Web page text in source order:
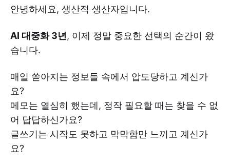
안녕하세요, 생산적 생산자입니다.
AI 대중화 3년, 이제 정말 중요한 선택의 순간이 왔
습니다.
매일 쏟아지는 정보들 속에서 압도당하고 계신가
요?
메모는 열심히 했는데, 정작 필요할 때는 찾을 수 없
어 답답하신가요?
글쓰기는 시작도 못하고 막막함만 느끼고 계신가
요?